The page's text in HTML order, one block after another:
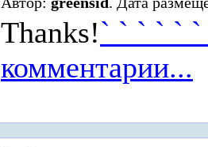
Thanks!` ` ` ` `
комментарии...